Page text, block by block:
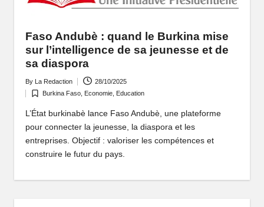
rt
ai
u
n
Faso Andubè : quand le Burkina mise
sur l’intelligence de sa jeunesse et de
sa diaspora
Posted
by
By La Redaction 28/10/2025
Posted
in
Burkina Faso, Economie, Education
L’État burkinabè lance Faso Andubè, une plateforme
pour connecter la jeunesse, la diaspora et les
entreprises. Objectif : valoriser les compétences et
construire le futur du pays.